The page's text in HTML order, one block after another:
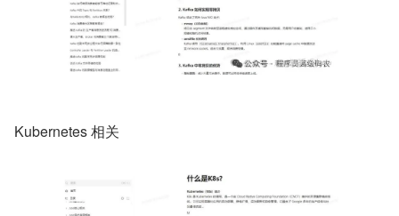
Kubernetes 相关